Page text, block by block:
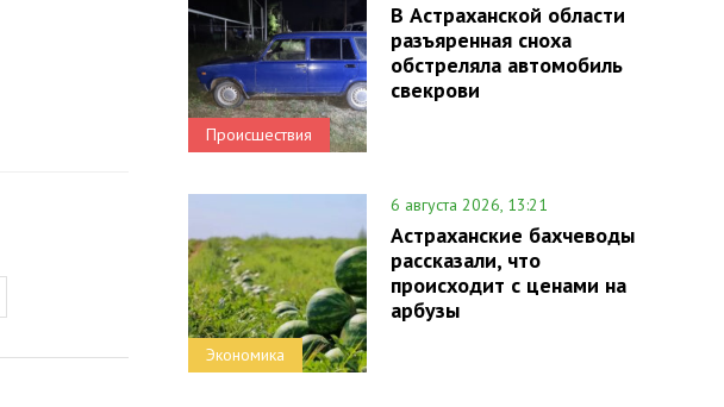
Происшествия
В Астраханской области
разъяренная сноха
обстреляла автомобиль
свекрови
Экономика
6 августа 2026, 13:21
Астраханские бахчеводы
рассказали, что
происходит с ценами на
арбузы